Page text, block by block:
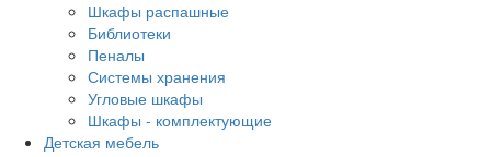
Шкафы распашные
Библиотеки
Пеналы
Системы хранения
Угловые шкафы
Шкафы - комплектующие
Детская мебель